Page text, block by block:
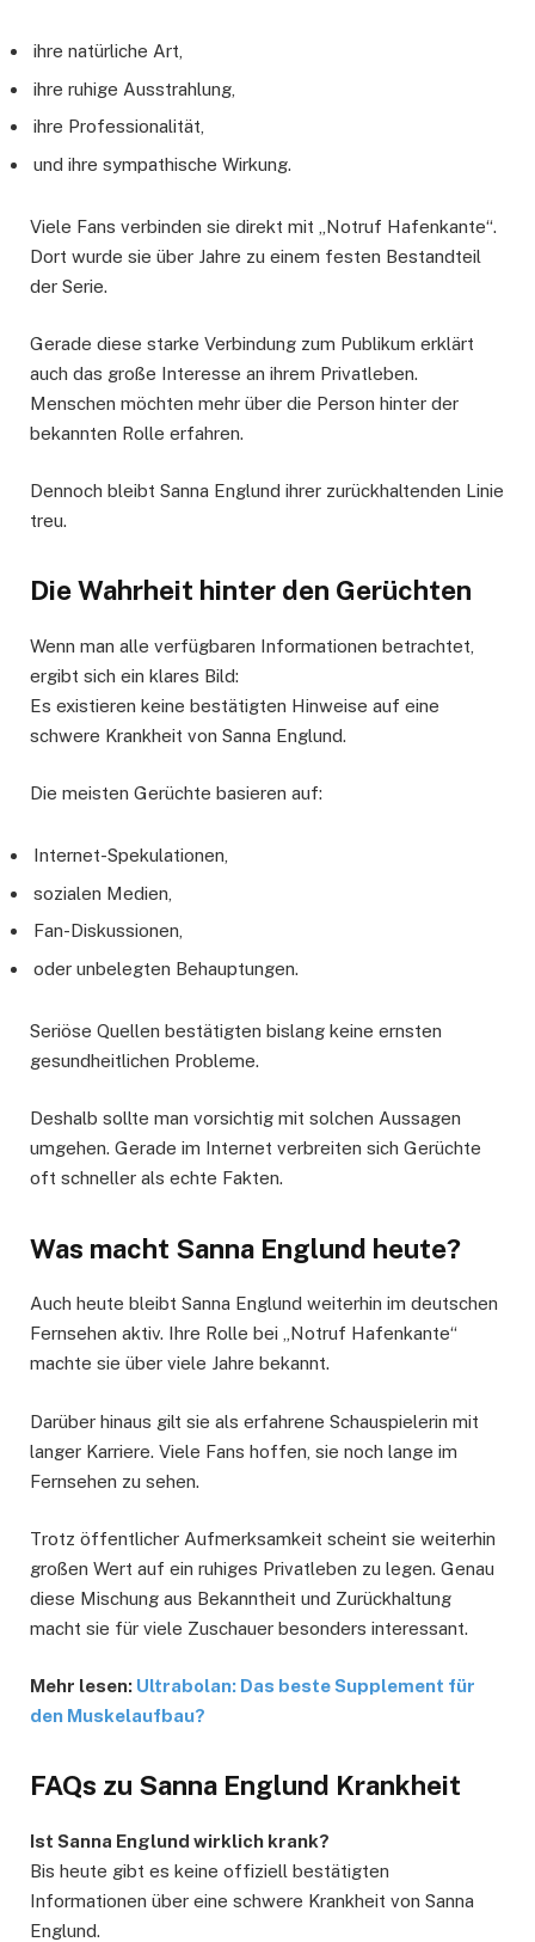
ihre natürliche Art,
ihre ruhige Ausstrahlung,
ihre Professionalität,
und ihre sympathische Wirkung.
Viele Fans verbinden sie direkt mit „Notruf Hafenkante“.
Dort wurde sie über Jahre zu einem festen Bestandteil
der Serie.
Gerade diese starke Verbindung zum Publikum erklärt
auch das große Interesse an ihrem Privatleben.
Menschen möchten mehr über die Person hinter der
bekannten Rolle erfahren.
Dennoch bleibt Sanna Englund ihrer zurückhaltenden Linie
treu.
Die Wahrheit hinter den Gerüchten
Wenn man alle verfügbaren Informationen betrachtet,
ergibt sich ein klares Bild:
Es existieren keine bestätigten Hinweise auf eine
schwere Krankheit von Sanna Englund.
Die meisten Gerüchte basieren auf:
Internet-Spekulationen,
sozialen Medien,
Fan-Diskussionen,
oder unbelegten Behauptungen.
Seriöse Quellen bestätigten bislang keine ernsten
gesundheitlichen Probleme.
Deshalb sollte man vorsichtig mit solchen Aussagen
umgehen. Gerade im Internet verbreiten sich Gerüchte
oft schneller als echte Fakten.
Was macht Sanna Englund heute?
Auch heute bleibt Sanna Englund weiterhin im deutschen
Fernsehen aktiv. Ihre Rolle bei „Notruf Hafenkante“
machte sie über viele Jahre bekannt.
Darüber hinaus gilt sie als erfahrene Schauspielerin mit
langer Karriere. Viele Fans hoffen, sie noch lange im
Fernsehen zu sehen.
Trotz öffentlicher Aufmerksamkeit scheint sie weiterhin
großen Wert auf ein ruhiges Privatleben zu legen. Genau
diese Mischung aus Bekanntheit und Zurückhaltung
macht sie für viele Zuschauer besonders interessant.
Mehr lesen: Ultrabolan: Das beste Supplement für
den Muskelaufbau?
FAQs zu Sanna Englund Krankheit
Ist Sanna Englund wirklich krank?
Bis heute gibt es keine offiziell bestätigten
Informationen über eine schwere Krankheit von Sanna
Englund.